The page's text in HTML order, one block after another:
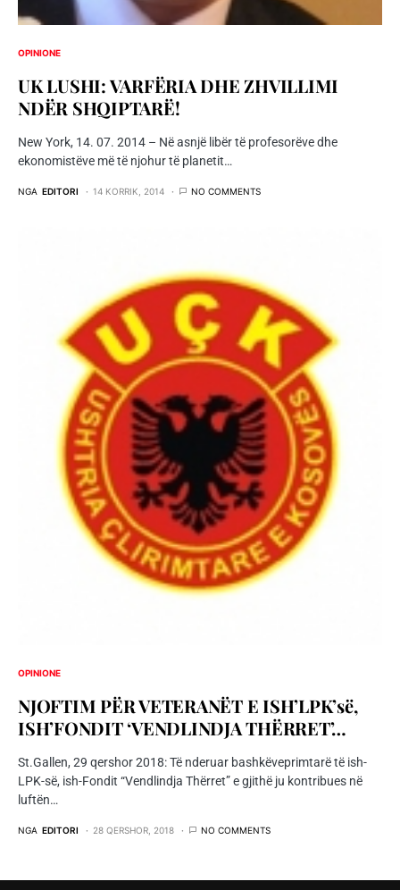
OPINIONE
UK LUSHI: VARFËRIA DHE ZHVILLIMI
NDËR SHQIPTARË!
New York, 14. 07. 2014 – Në asnjë libër të profesorëve dhe
ekonomistëve më të njohur të planetit…
NGA EDITORI 14 KORRIK, 2014 NO COMMENTS
OPINIONE
NJOFTIM PËR VETERANËT E ISH’LPK’së,
ISH’FONDIT ‘VENDLINDJA THËRRET’…
St.Gallen, 29 qershor 2018: Të nderuar bashkëveprimtarë të ish-
LPK-së, ish-Fondit “Vendlindja Thërret” e gjithë ju kontribues në
luftën…
NGA EDITORI 28 QERSHOR, 2018 NO COMMENTS